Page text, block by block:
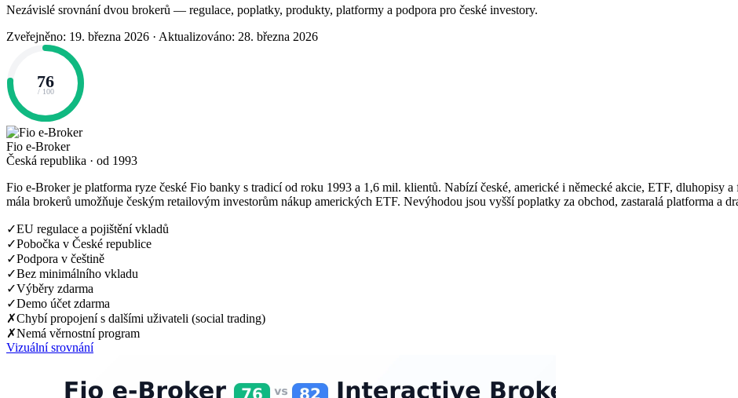
Nezávislé srovnání dvou brokerů — regulace, poplatky, produkty, platformy a podpora pro české investory.
Zveřejněno: 19. března 2026 · Aktualizováno: 28. března 2026
76
/ 100
Fio e-Broker
Česká republika · od 1993
Fio e-Broker je platforma ryze české Fio banky s tradicí od roku 1993 a 1,6 mil. klientů. Nabízí české, americké i německé akcie, ETF, dluhopisy
mála brokerů umožňuje českým retailovým investorům nákup amerických ETF. Nevýhodou jsou vyšší poplatky za obchod, zastaralá platforma a
✓EU regulace a pojištění vkladů
✓Pobočka v České republice
✓Podpora v češtině
✓Bez minimálního vkladu
✓Výběry zdarma
✓Demo účet zdarma
✗Chybí propojení s dalšími uživateli (social trading)
✗Nemá věrnostní program
Vizuální srovnání